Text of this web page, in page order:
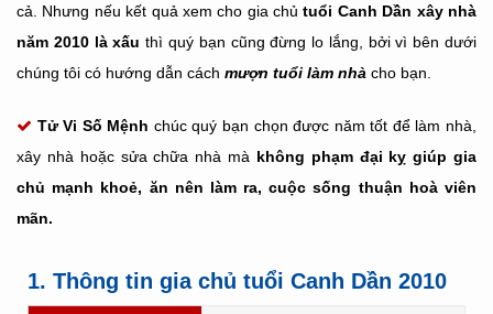
cả. Nhưng nếu kết quả xem cho gia chủ tuổi Canh Dần xây nhà
năm 2010 là xấu thì quý bạn cũng đừng lo lắng, bởi vì bên dưới
chúng tôi có hướng dẫn cách mượn tuổi làm nhà cho bạn.
Tử Vi Số Mệnh chúc quý bạn chọn được năm tốt để làm nhà,
xây nhà hoặc sửa chữa nhà mà không phạm đại kỵ giúp gia
chủ mạnh khoẻ, ăn nên làm ra, cuộc sống thuận hoà viên
mãn.
1. Thông tin gia chủ tuổi Canh Dần 2010